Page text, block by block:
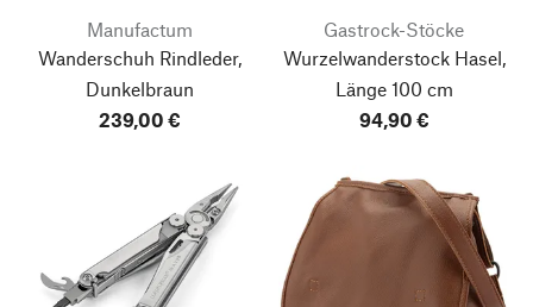
Manufactum
Wanderschuh Rindleder,
Dunkelbraun
239,00 €
Gastrock-Stöcke
Wurzelwanderstock Hasel,
Länge 100 cm
94,90 €